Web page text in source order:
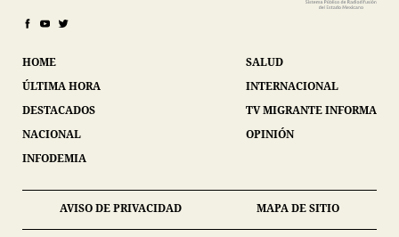
HOME
ÚLTIMA HORA
DESTACADOS
NACIONAL
INFODEMIA
SALUD
INTERNACIONAL
TV MIGRANTE INFORMA
OPINIÓN
AVISO DE PRIVACIDAD MAPA DE SITIO